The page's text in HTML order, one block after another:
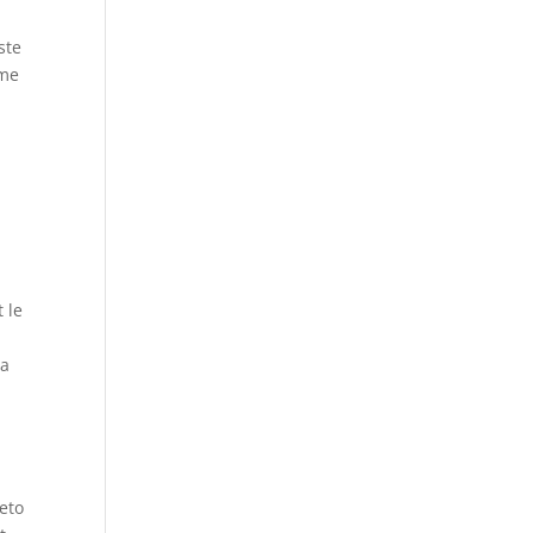
le